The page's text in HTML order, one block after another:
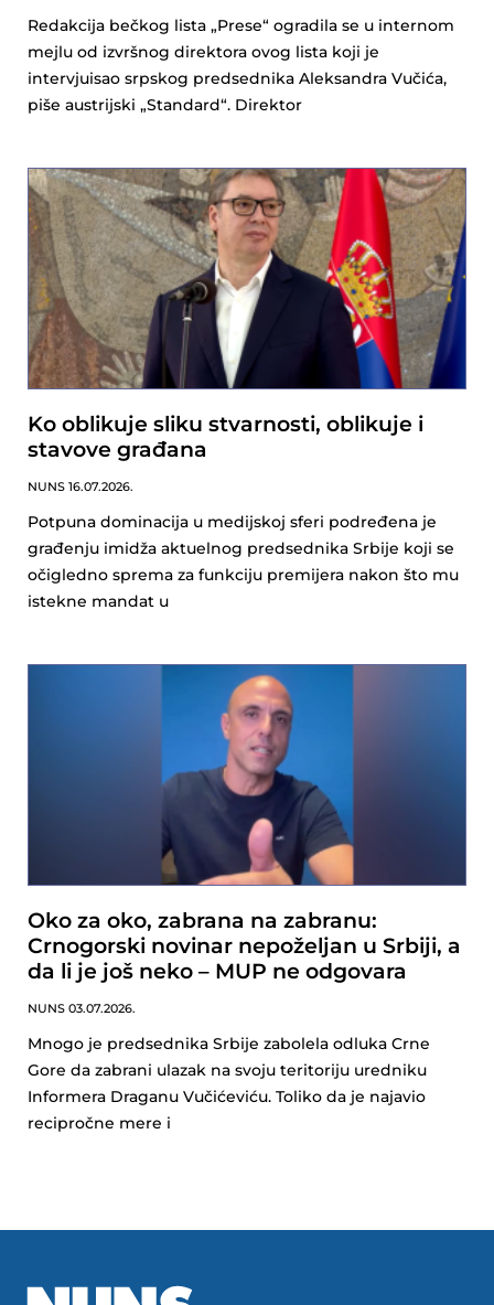
Redakcija bečkog lista „Prese“ ogradila se u internom
mejlu od izvršnog direktora ovog lista koji je
intervjuisao srpskog predsednika Aleksandra Vučića,
piše austrijski „Standard“. Direktor
Ko oblikuje sliku stvarnosti, oblikuje i
stavove građana
NUNS 16.07.2026.
Potpuna dominacija u medijskoj sferi podređena je
građenju imidža aktuelnog predsednika Srbije koji se
očigledno sprema za funkciju premijera nakon što mu
istekne mandat u
Oko za oko, zabrana na zabranu:
Crnogorski novinar nepoželjan u Srbiji, a
da li je još neko – MUP ne odgovara
NUNS 03.07.2026.
Mnogo je predsednika Srbije zabolela odluka Crne
Gore da zabrani ulazak na svoju teritoriju uredniku
Informera Draganu Vučićeviću. Toliko da je najavio
recipročne mere i